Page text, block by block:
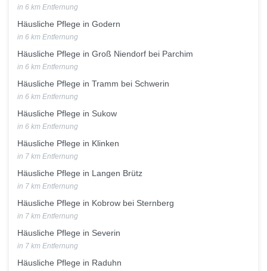
in 6 km Entfernung
Häusliche Pflege in Godern
in 6 km Entfernung
Häusliche Pflege in Groß Niendorf bei Parchim
in 6 km Entfernung
Häusliche Pflege in Tramm bei Schwerin
in 6 km Entfernung
Häusliche Pflege in Sukow
in 6 km Entfernung
Häusliche Pflege in Klinken
in 7 km Entfernung
Häusliche Pflege in Langen Brütz
in 7 km Entfernung
Häusliche Pflege in Kobrow bei Sternberg
in 7 km Entfernung
Häusliche Pflege in Severin
in 7 km Entfernung
Häusliche Pflege in Raduhn